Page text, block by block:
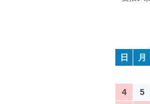
日 月
4
5